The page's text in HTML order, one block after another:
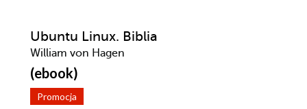
Ubuntu Linux. Biblia
William von Hagen
(ebook)
Promocja